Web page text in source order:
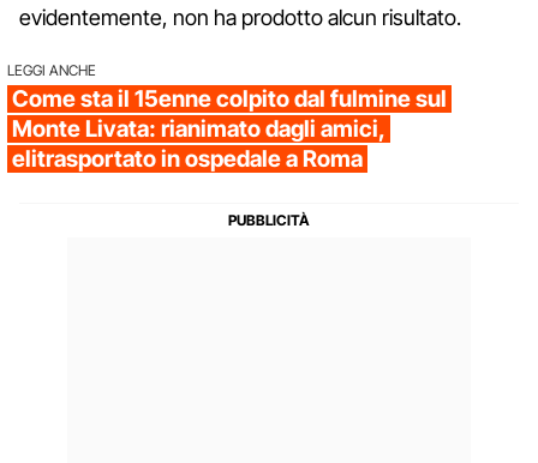
evidentemente, non ha prodotto alcun risultato.
LEGGI ANCHE
Come sta il 15enne colpito dal fulmine sul
Monte Livata: rianimato dagli amici,
elitrasportato in ospedale a Roma